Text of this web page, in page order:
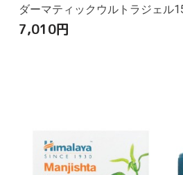
ダーマティックウルトラジェル
7,010円